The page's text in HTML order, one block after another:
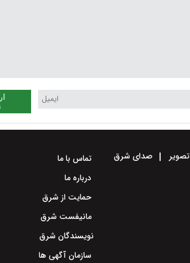
تصویر صدای شرق
تماس با ما
درباره ما
حمایت از شرق
مانیفست شرق
نویسندگان شرق
سازمان آگهی ها